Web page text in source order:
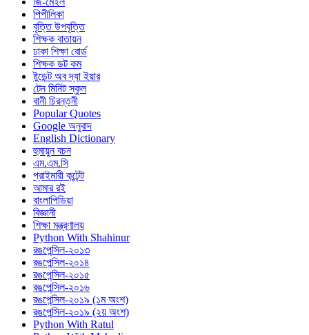
পিপীলিকা
বৃত্তি উপবৃত্তি
শিক্ষক বাতায়ন
ঢাকা শিক্ষা বোর্ড
শিক্ষক ডট কম
ষ্টুডেন্ট অব দ্যা ইয়ার
টেন মিনিট স্কুল
বানী চিরন্তনী
Popular Quotes
Google অনুবাদ
English Dictionary
হুমায়ুন বচন
এম.এম.সি
প্রাইমারী কন্টেন্ট
আমার রই
বাংলাপিডিয়া
বিজ্ঞানী
শিক্ষা মন্ত্রণালয়
Python With Shahinur
রঙপেন্সিল-২০১৩
রঙপেন্সিল-২০১৪
রঙপেন্সিল-২০১৫
রঙপেন্সিল-২০১৬
রঙপেন্সিল-২০১৯ (১ম অংশ)
রঙপেন্সিল-২০১৯ (২য় অংশ)
Python With Ratul